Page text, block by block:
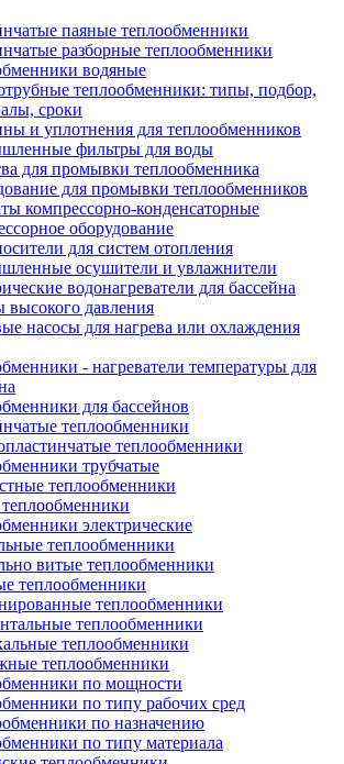
паяные теплообменники
разборные теплообменники
водяные
теплообменники: типы, подбор,
сроки
и уплотнения для теплообменников
фильтры для воды
для промывки теплообменника
для промывки теплообменников
компрессорно-конденсаторные
оборудование
для систем отопления
осушители и увлажнители
водонагреватели для бассейна
высокого давления
насосы для нагрева или охлаждения
- нагреватели температуры для
для бассейнов
теплообменники
теплообменники
трубчатые
теплообменники
электрические
теплообменники
витые теплообменники
теплообменники
теплообменники
теплообменники
теплообменники
теплообменники
по мощности
по типу рабочих сред
по назначению
по типу материала